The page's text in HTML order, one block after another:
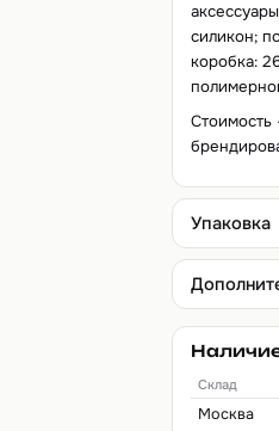
силикон;
коробка:
Стоимость
Упаковка
Склад
Москва